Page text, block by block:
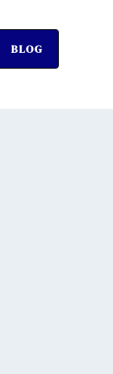
BLOG